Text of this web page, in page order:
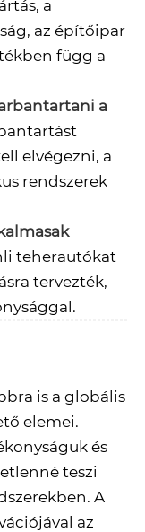
a
az építőipar
függ a
a
elvégezni, a
rendszerek
teherautókat
tervezték,
is a globális
elemei.
és
teszi
A
az